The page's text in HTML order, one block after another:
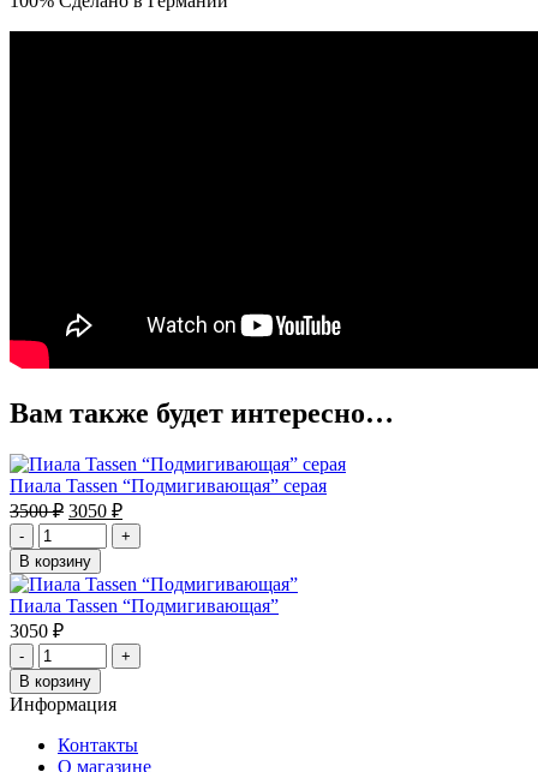
Вам также будет интересно…
Пиала Tassen “Подмигивающая” серая
3500₽ Первоначальная
цена
составляла
3500 ₽.
3050 ₽Текущая
цена:
3050 ₽.
-
+
В корзину
Пиала Tassen “Подмигивающая”
3050 ₽
-
+
В корзину
Информация
Контакты
О магазине